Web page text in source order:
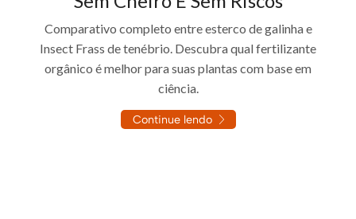
Comparativo completo entre esterco de galinha e
Insect Frass de tenébrio. Descubra qual fertilizante
orgânico é melhor para suas plantas com base em
ciência.
Continue lendo